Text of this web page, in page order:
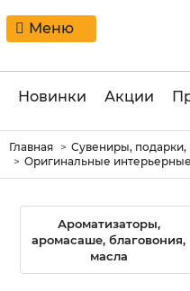
Меню
Новинки Акции
Главная
Сувениры,
Оригинальные
Ароматизаторы,
аромасаше, благовония,
масла